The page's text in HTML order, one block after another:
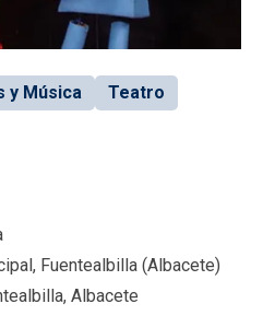
y Música Teatro
Fuentealbilla (Albacete)
Albacete